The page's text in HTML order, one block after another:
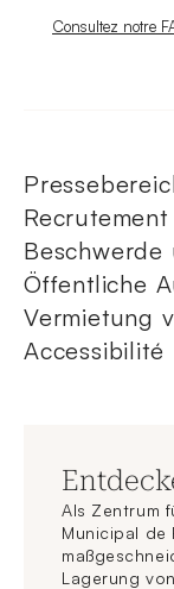
Nouvelle fenêtre
Consultez notre
Recrutement
Öffentliche
Vermietung
Accessibilité
Als Zentrum
Municipal de
Lagerung